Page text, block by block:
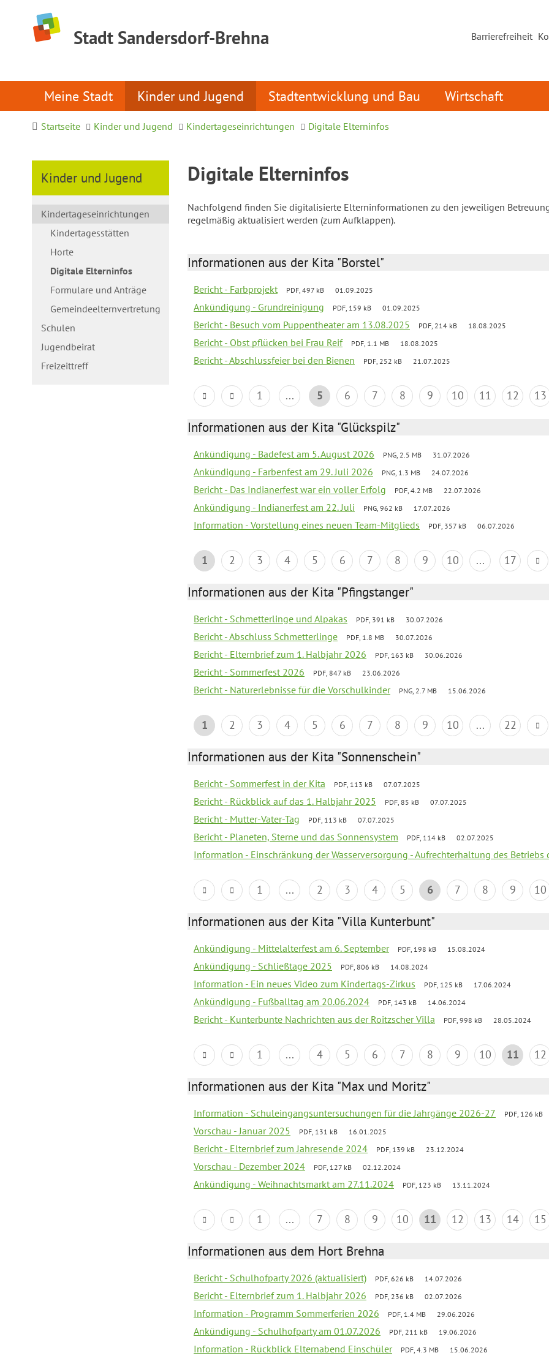
Stadt Sandersdorf-Brehna Barrierefreiheit
Meine Stadt Kinder und Jugend Stadtentwicklung und Bau Wirtschaft
Startseite Kinder und Jugend Kindertageseinrichtungen Digitale Elterninfos
Kinder und Jugend
Kindertageseinrichtungen
Kindertagesstätten
Horte
Digitale Elterninfos
Formulare und Anträge
Gemeindeelternvertretung
Schulen
Jugendbeirat
Freizeittreff
Digitale Elterninfos
Nachfolgend finden Sie digitalisierte Elterninformationen zu den jeweiligen
regelmäßig aktualisiert werden (zum Aufklappen).
Informationen aus der Kita "Borstel"
Bericht - Farbprojekt PDF, 497 kB 01.09.2025
Ankündigung - Grundreinigung PDF, 159 kB 01.09.2025
Bericht - Besuch vom Puppentheater am 13.08.2025 PDF, 214 kB 18.08.2025
Bericht - Obst pflücken bei Frau Reif PDF, 1.1 MB 18.08.2025
Bericht - Abschlussfeier bei den Bienen PDF, 252 kB 21.07.2025
1 ... 5 6 7 8 9 10 11 12 13
Informationen aus der Kita "Glückspilz"
Ankündigung - Badefest am 5. August 2026 PNG, 2.5 MB 31.07.2026
Ankündigung - Farbenfest am 29. Juli 2026 PNG, 1.3 MB 24.07.2026
Bericht - Das Indianerfest war ein voller Erfolg PDF, 4.2 MB 22.07.2026
Ankündigung - Indianerfest am 22. Juli PNG, 962 kB 17.07.2026
Information - Vorstellung eines neuen Team-Mitglieds PDF, 357 kB 06.07.2026
1 2 3 4 5 6 7 8 9 10 ... 17
Informationen aus der Kita "Pfingstanger"
Bericht - Schmetterlinge und Alpakas PDF, 391 kB 30.07.2026
Bericht - Abschluss Schmetterlinge PDF, 1.8 MB 30.07.2026
Bericht - Elternbrief zum 1. Halbjahr 2026 PDF, 163 kB 30.06.2026
Bericht - Sommerfest 2026 PDF, 847 kB 23.06.2026
Bericht - Naturerlebnisse für die Vorschulkinder PNG, 2.7 MB 15.06.2026
1 2 3 4 5 6 7 8 9 10 ... 22
Informationen aus der Kita "Sonnenschein"
Bericht - Sommerfest in der Kita PDF, 113 kB 07.07.2025
Bericht - Rückblick auf das 1. Halbjahr 2025 PDF, 85 kB 07.07.2025
Bericht - Mutter-Vater-Tag PDF, 113 kB 07.07.2025
Bericht - Planeten, Sterne und das Sonnensystem PDF, 114 kB 02.07.2025
Information - Einschränkung der Wasserversorgung - Aufrechterhaltung des Betriebs
1 ... 2 3 4 5 6 7 8 9 10
Informationen aus der Kita "Villa Kunterbunt"
Ankündigung - Mittelalterfest am 6. September PDF, 198 kB 15.08.2024
Ankündigung - Schließtage 2025 PDF, 806 kB 14.08.2024
Information - Ein neues Video zum Kindertags-Zirkus PDF, 125 kB 17.06.2024
Ankündigung - Fußballtag am 20.06.2024 PDF, 143 kB 14.06.2024
Bericht - Kunterbunte Nachrichten aus der Roitzscher Villa PDF, 998 kB 28.05.2024
1 ... 4 5 6 7 8 9 10 11 12
Informationen aus der Kita "Max und Moritz"
Information - Schuleingangsuntersuchungen für die Jahrgänge 2026-27 PDF, 126 kB
Vorschau - Januar 2025 PDF, 131 kB 16.01.2025
Bericht - Elternbrief zum Jahresende 2024 PDF, 139 kB 23.12.2024
Vorschau - Dezember 2024 PDF, 127 kB 02.12.2024
Ankündigung - Weihnachtsmarkt am 27.11.2024 PDF, 123 kB 13.11.2024
1 ... 7 8 9 10 11 12 13 14 15
Informationen aus dem Hort Brehna
Bericht - Schulhofparty 2026 (aktualisiert) PDF, 626 kB 14.07.2026
Bericht - Elternbrief zum 1. Halbjahr 2026 PDF, 236 kB 02.07.2026
Information - Programm Sommerferien 2026 PDF, 1.4 MB 29.06.2026
Ankündigung - Schulhofparty am 01.07.2026 PDF, 211 kB 19.06.2026
Information - Rückblick Elternabend Einschüler PDF, 4.3 MB 15.06.2026